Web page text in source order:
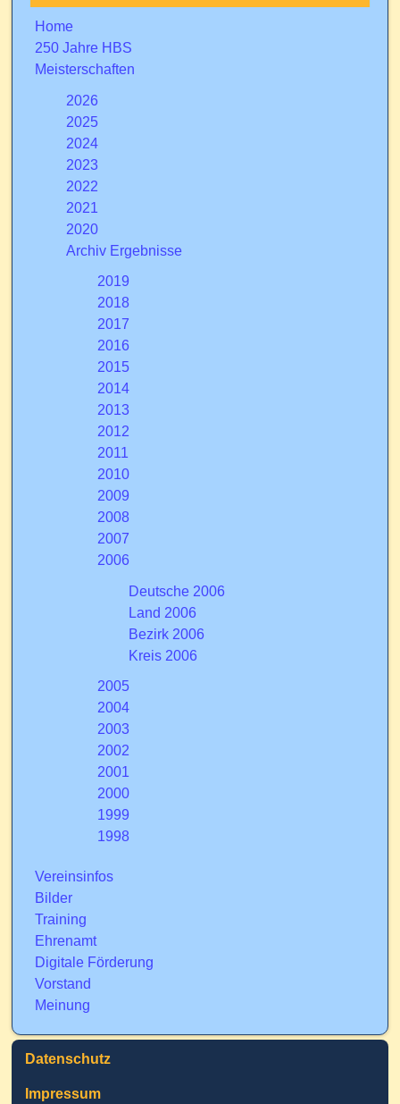
Home
250 Jahre HBS
Meisterschaften
2026
2025
2024
2023
2022
2021
2020
Archiv Ergebnisse
2019
2018
2017
2016
2015
2014
2013
2012
2011
2010
2009
2008
2007
2006
Deutsche 2006
Land 2006
Bezirk 2006
Kreis 2006
2005
2004
2003
2002
2001
2000
1999
1998
Vereinsinfos
Bilder
Training
Ehrenamt
Digitale Förderung
Vorstand
Meinung
Datenschutz
Impressum